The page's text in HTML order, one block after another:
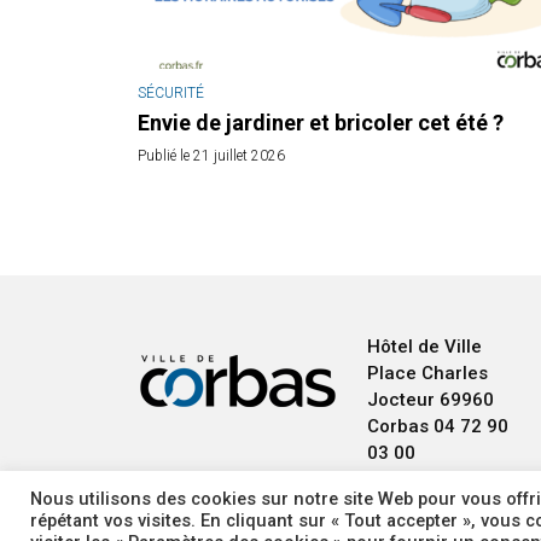
SÉCURITÉ
Envie de jardiner et bricoler cet été ?
Publié le 21 juillet 2026
Hôtel de Ville
Place Charles
Jocteur 69960
Corbas 04 72 90
03 00
Nous utilisons des cookies sur notre site Web pour vous
répétant vos visites. En cliquant sur « Tout accepter », vous